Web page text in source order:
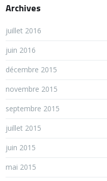
Archives
juillet 2016
juin 2016
décembre 2015
novembre 2015
septembre 2015
juillet 2015
juin 2015
mai 2015